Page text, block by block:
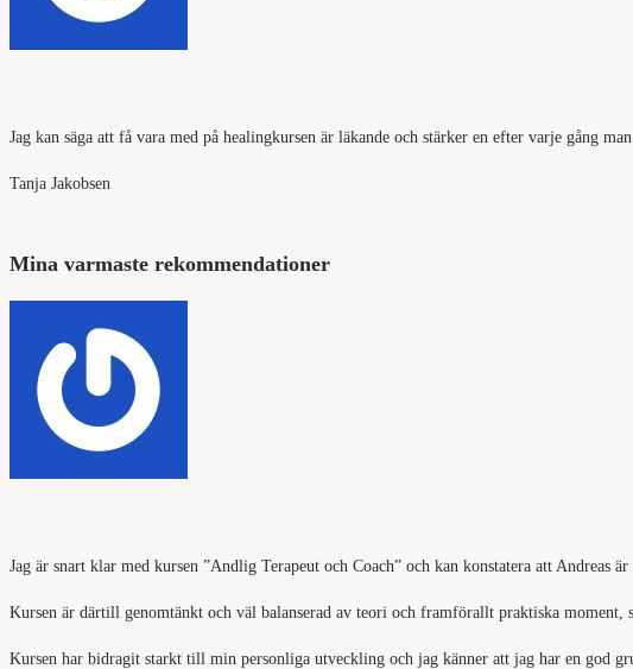
Jag kan säga att få vara med på healingkursen är läkande och stärker en efter varje gång
Tanja Jakobsen
Mina varmaste rekommendationer
Jag är snart klar med kursen ”Andlig Terapeut och Coach” och kan konstatera att Andreas
Kursen är därtill genomtänkt och väl balanserad av teori och framförallt praktiska moment,
Kursen har bidragit starkt till min personliga utveckling och jag känner att jag har en god